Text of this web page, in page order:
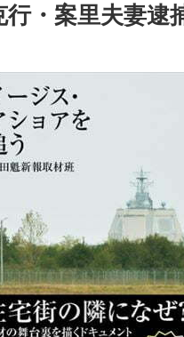
・案里夫妻逮